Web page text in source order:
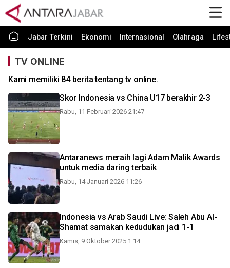
Jabar Terkini Ekonomi Internasional Olahraga
TV ONLINE
Kami memiliki 84 berita tentang tv online.
Skor Indonesia vs China U17 berakhir 2-3
Rabu, 11 Februari 2026 21:47
Antaranews meraih lagi Adam Malik Awards
untuk media daring terbaik
Rabu, 14 Januari 2026 11:26
Indonesia vs Arab Saudi Live: Saleh Abu Al-
Shamat samakan kedudukan jadi 1-1
Kamis, 9 Oktober 2025 1:14